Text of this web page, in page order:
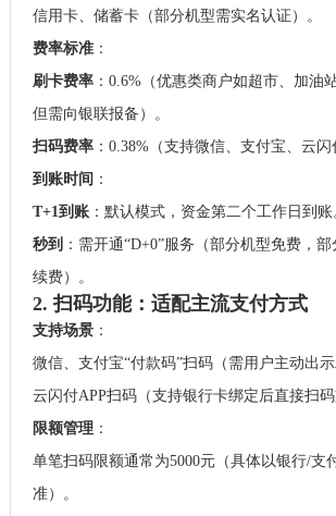
信用卡、储蓄卡（部分机型需实名认证）。
费率标准：
刷卡费率：0.6%（优惠类商户如超市、加油
但需向银联报备）。
扫码费率：0.38%（支持微信、支付宝、云闪
到账时间 ：
T+1到账：默认模式，资金第二个工作日到账
秒到 ：需开通“D+0”服务（部分机型免费，
续费）。
2. 扫码功能：适配主流支付方式
支持场景：
微信、支付宝“付款码”扫码（需用户主动出示
云闪付APP扫码（支持银行卡绑定后直接扫码
限额管理：
单笔扫码限额通常为5000元（具体以银行/支
准）。